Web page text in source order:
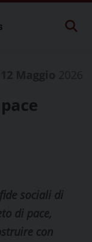
sociali di
di pace,
con